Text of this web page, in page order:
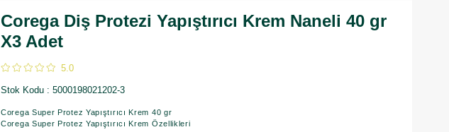
Corega Diş Protezi Yapıştırıcı Krem Naneli 40 gr
X3 Adet
5.0
Stok Kodu 5000198021202-3
Corega Super Protez Yapıştırıcı Krem 40 gr
Corega Super Protez Yapıştırıcı Krem Özellikleri